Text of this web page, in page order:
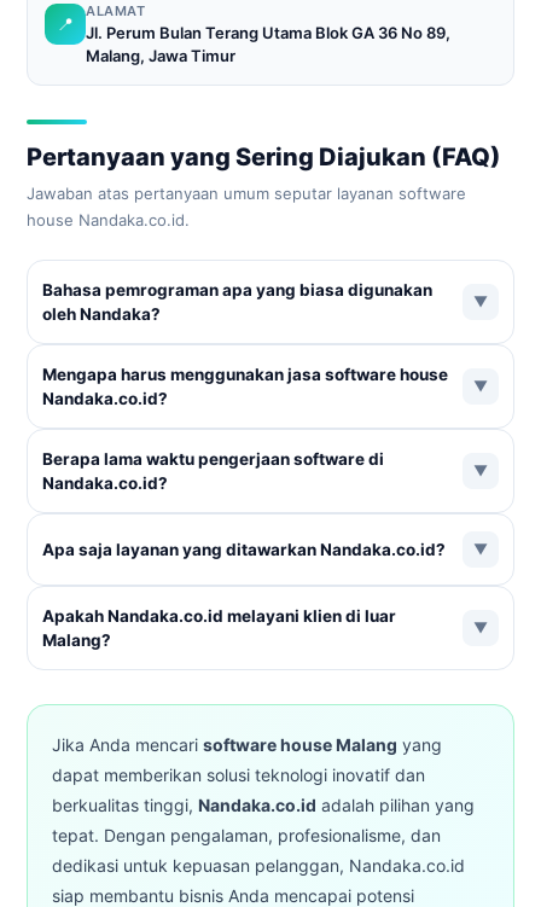
📍
ALAMAT
Jl. Perum Bulan Terang Utama Blok GA 36 No 89,
Malang, Jawa Timur
Pertanyaan yang Sering Diajukan (FAQ)
Jawaban atas pertanyaan umum seputar layanan software
house Nandaka.co.id.
Bahasa pemrograman apa yang biasa digunakan
oleh Nandaka?
▼
menggunakan Microsoft ASP.NET, untuk gratis bisa
Untuk hybrid tersedia Flutter (Google), React Native
(Facebook), dan IONIC (Drifty.co).
Mengapa harus menggunakan jasa software house
Nandaka.co.id?
▼
kemudahan proses, pengalaman bertahun-tahun,
Berapa lama waktu pengerjaan software di
Nandaka.co.id?
▼
lunak dan fungsinya. Nandaka.co.id berkomitmen
menyelesaikan proyek secara profesional sesuai kontrak
yang telah disepakati tanpa keterlambatan.
Apa saja layanan yang ditawarkan Nandaka.co.id? ▼
kustom, desain UI/UX yang menarik dan responsif,
pengembangan aplikasi mobile untuk Android dan iOS,
dukungan teknis.
Apakah Nandaka.co.id melayani klien di luar
Malang?
▼
Meskipun berbasis di Malang, komunikasi dan koordinasi
proyek dapat dilakukan secara online sehingga tidak
terbatas oleh lokasi geografis.
Jika Anda mencari software house Malang yang
dapat memberikan solusi teknologi inovatif dan
berkualitas tinggi, Nandaka.co.id adalah pilihan yang
tepat. Dengan pengalaman, profesionalisme, dan
dedikasi untuk kepuasan pelanggan, Nandaka.co.id
siap membantu bisnis Anda mencapai potensi